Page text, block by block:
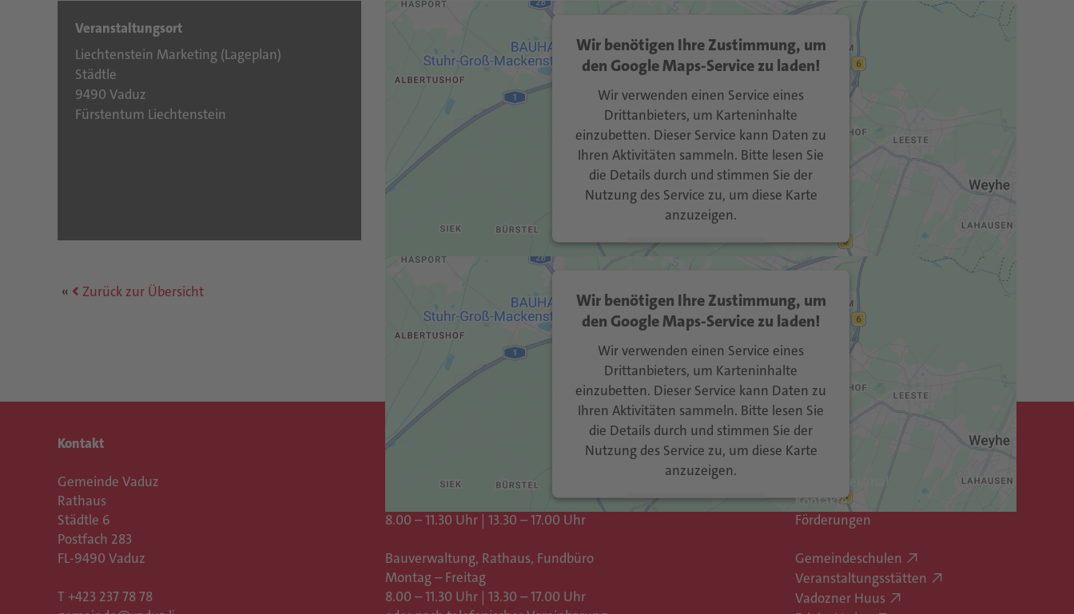
Veranstaltungsort
Liechtenstein Marketing (Lageplan)
Städtle
9490 Vaduz
Fürstentum Liechtenstein
Wir benötigen Ihre Zustimmung, um
den Google Maps-Service zu laden!
Wir verwenden einen Service eines
Drittanbieters, um Karteninhalte
einzubetten. Dieser Service kann Daten zu
Ihren Aktivitäten sammeln. Bitte lesen Sie
die Details durch und stimmen Sie der
Nutzung des Service zu, um diese Karte
anzuzeigen.
Mehr Informationen
Akzeptieren
powered byUsercentrics Consent
Management Platform &eRecht24
Wir benötigen Ihre Zustimmung, um
den Google Maps-Service zu laden!
Wir verwenden einen Service eines
Drittanbieters, um Karteninhalte
einzubetten. Dieser Service kann Daten zu
Ihren Aktivitäten sammeln. Bitte lesen Sie
die Details durch und stimmen Sie der
Nutzung des Service zu, um diese Karte
anzuzeigen.
Mehr Informationen
Usercentrics Consent
eRecht24
Zurück zur Übersicht
Kontakt
Gemeinde Vaduz
Rathaus
Städtle 6
Postfach 283
FL-9490 Vaduz
T +423 237 78 78
Öffnungszeiten
Steuern, Einwohnerkontrolle
8.00 – 11.30 Uhr | 13.30 – 17.00 Uhr
Bauverwaltung, Rathaus, Fundbüro
Montag – Freitag
8.00 – 11.30 Uhr | 13.30 – 17.00 Uhr
Schnellzugriff
Gemeindekanal
Kontakte
Förderungen
Gemeindeschulen
Veranstaltungsstätten
Vadozner Huus